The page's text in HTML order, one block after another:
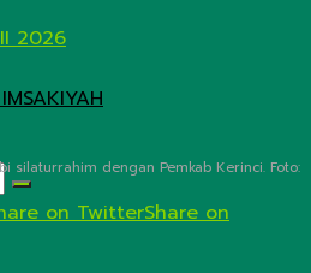
2026
silaturrahim dengan Pemkab Kerinci. Foto:
on TwitterShare on